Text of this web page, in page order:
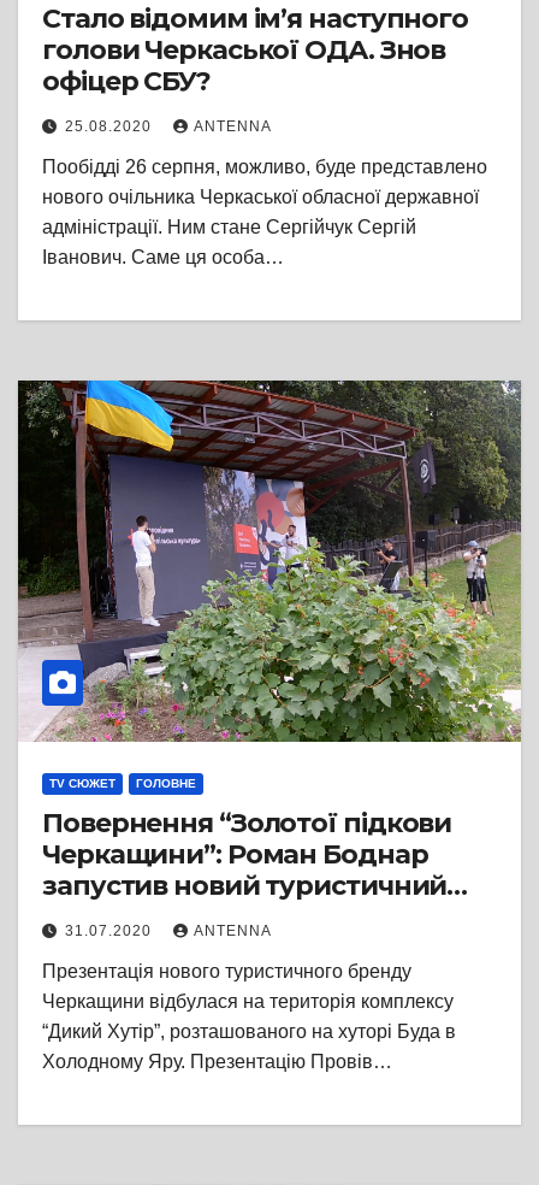
Стало відомим ім’я наступного
голови Черкаської ОДА. Знов
офіцер СБУ?
25.08.2020 ANTENNA
Пообідді 26 серпня, можливо, буде представлено
нового очільника Черкаської обласної державної
адміністрації. Ним стане Сергійчук Сергій
Іванович. Саме ця особа…
TV СЮЖЕТ ГОЛОВНЕ
Повернення “Золотої підкови
Черкащини”: Роман Боднар
запустив новий туристичний
бренд області “Місце сили і
рівноваги”
31.07.2020 ANTENNA
Презентація нового туристичного бренду
Черкащини відбулася на територія комплексу
“Дикий Хутір”, розташованого на хуторі Буда в
Холодному Яру. Презентацію Провів…